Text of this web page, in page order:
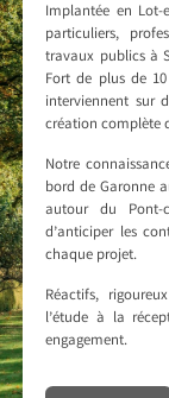
Implantée en Lot-
particuliers,
travaux publics à
Fort de plus de
interviennent sur
création complète
Notre
bord de Garonne
autour du Pont-
d’anticiper les
chaque projet.
Réactifs,
l’étude à la
engagement.